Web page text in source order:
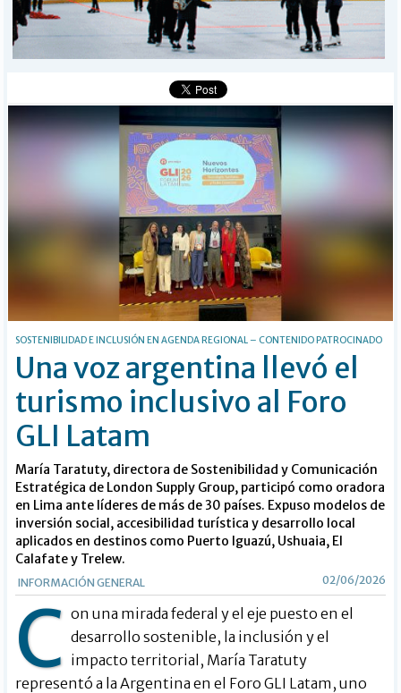
MÁS
BÚSQUEDA
SOSTENIBILIDAD E INCLUSIÓN EN AGENDA REGIONAL – CONTENIDO PATROCINADO
Una voz argentina llevó el
turismo inclusivo al Foro
GLI Latam
María Taratuty, directora de Sostenibilidad y Comunicación
Estratégica de London Supply Group, participó como oradora
en Lima ante líderes de más de 30 países. Expuso modelos de
inversión social, accesibilidad turística y desarrollo local
aplicados en destinos como Puerto Iguazú, Ushuaia, El
Calafate y Trelew.
INFORMACIÓN GENERAL 02/06/2026
C on una mirada federal y el eje puesto en el
desarrollo sostenible, la inclusión y el
impacto territorial, María Taratuty
representó a la Argentina en el Foro GLI Latam, uno